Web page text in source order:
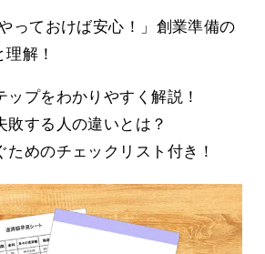
っておけば安心！」創業準備の
解！
ップをわかりやすく解説！
敗する人の違いとは？
ためのチェックリスト付き！